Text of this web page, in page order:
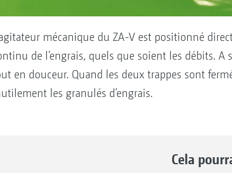
mécanique du ZA-V est positionné
de l’engrais, quels que soient les débits.
en douceur. Quand les deux trappes sont
les granulés d’engrais.
Cela